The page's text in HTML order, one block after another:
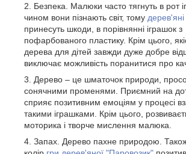
Безпека. Малюки часто тягнуть в рот
чином вони пізнають світ, тому дерев'яні
принесуть шкоди, в порівнянні іграшок з
пофарбованого пластику. Крім цього,
дерева для дітей завжди дуже добре
виключає можливість поранитися про
Дерево – це шматочок природи,
сонячними променями. Приємний на
сприяє позитивним емоціям у процесі
такими іграшками. Крім цього,
моторика і творче мислення малюка.
Запах. Дерево пахне природою.